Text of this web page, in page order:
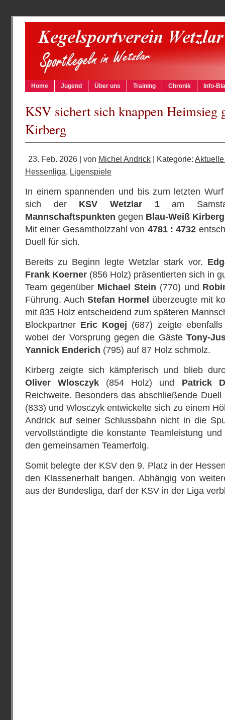
Home Jugend Über uns Training Chronik Info-
KSV sichert sich knappen Heimsieg
Kirberg
23. Feb. 2026 | von Michel Andrick | Kategorie:
Hessenliga, Ligenspiele
In einem spannenden und bis zum letzten
sich der KSV Wetzlar 1am
Mannschaftspunkten gegen Blau‑Weiß
Mit einer Gesamtholzzahl von 4781 : 4732
Duell für sich.
Bereits zu Beginn legte Wetzlar stark vor.
Frank Koerner (856 Holz) präsentierten sich in
Team gegenüber Michael Stein (770) und
Führung. AuchStefan Hormel überzeugte mit
mit 835 Holz entscheidend zum späteren
Blockpartner Eric Kogej (687) zeigte
wobei der Vorsprung gegen die Gäste
Yannick Enderich (795) auf 87 Holz schmolz.
Kirberg zeigte sich kämpferisch und blieb
Oliver Wlosczyk (854 Holz) und Patrick
Reichweite. Besonders das abschließende
(833) und Wlosczyk entwickelte sich zu einem
Andrick auf seiner Schlussbahn nicht in die
vervollständigte die konstante Teamleistung
den gemeinsamen Teamerfolg.
Somit belegte der KSV den 9. Platz in der
den Klassenerhalt bangen. Abhängig von
aus der Bundesliga, darf der KSV in der Liga